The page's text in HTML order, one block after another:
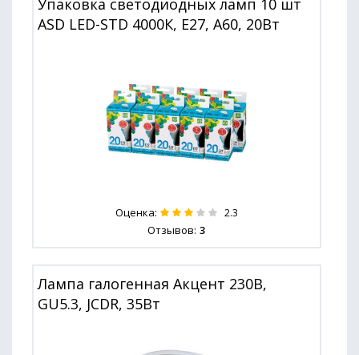
Упаковка светодиодных ламп 10 шт
ASD LED-STD 4000К, E27, A60, 20Вт
Оценка: 2.3
Отзывов: 3
Лампа галогенная Акцент 230В,
GU5.3, JCDR, 35Вт